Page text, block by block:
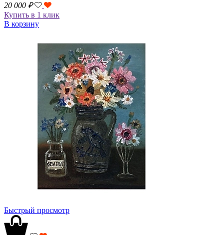
20 000 ₽
Купить в 1 клик
В корзину
Быстрый просмотр